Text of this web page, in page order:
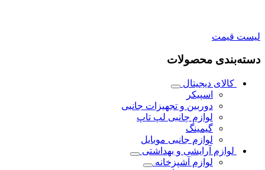
لیست قیمت
دسته‌بندی محصولات
کالای دیجیتال
اسپیکر
دوربین و تجهیزات جانبی
لوازم چانبی لپ تاپ
گیمینگ
لوازم جانبی موبایل
لوازم آرایشی و بهداشتی
لوازم آشپزخانه